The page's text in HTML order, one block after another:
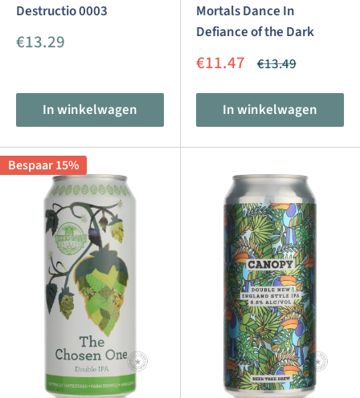
Destructio 0003
Aanbiedingsprijs
€13.29
In winkelwagen
Mortals Dance In
Defiance of the Dark
Aanbiedingsprijs
€11.47 Normale
€13.49
In winkelwagen
Bespaar 15%